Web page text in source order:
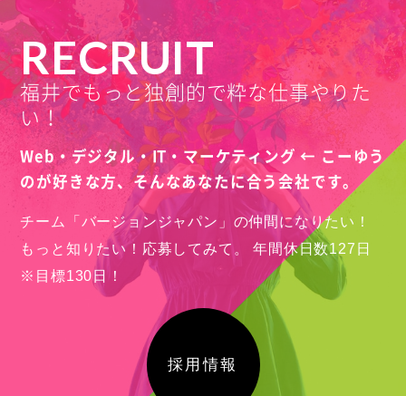
RECRUIT
福井でもっと独創的で粋な仕事やりた
い！
Web・デジタル・IT・マーケティング ← こーゆう
のが好きな方、そんなあなたに合う会社です。
チーム「バージョンジャパン」の仲間になりたい！
もっと知りたい！応募してみて。
年間休日数127日
※目標130日！
採用情報